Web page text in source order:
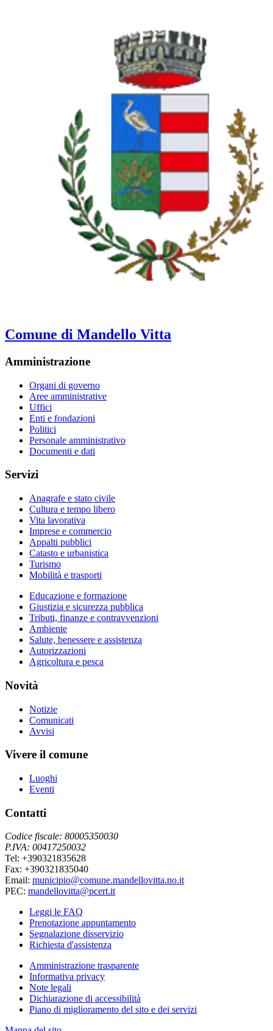
Comune di Mandello Vitta
Amministrazione
Organi di governo
Aree amministrative
Uffici
Enti e fondazioni
Politici
Personale amministrativo
Documenti e dati
Servizi
Anagrafe e stato civile
Cultura e tempo libero
Vita lavorativa
Imprese e commercio
Appalti pubblici
Catasto e urbanistica
Turismo
Mobilità e trasporti
Educazione e formazione
Giustizia e sicurezza pubblica
Tributi, finanze e contravvenzioni
Ambiente
Salute, benessere e assistenza
Autorizzazioni
Agricoltura e pesca
Novità
Notizie
Comunicati
Avvisi
Vivere il comune
Luoghi
Eventi
Contatti
Codice fiscale: 80005350030
P.IVA: 00417250032
Tel: +390321835628
Fax: +390321835040
Email: municipio@comune.mandellovitta.no.it
PEC: mandellovitta@pcert.it
Leggi le FAQ
Prenotazione appuntamento
Segnalazione disservizio
Richiesta d'assistenza
Amministrazione trasparente
Informativa privacy
Note legali
Dichiarazione di accessibilità
Piano di miglioramento del sito e dei servizi